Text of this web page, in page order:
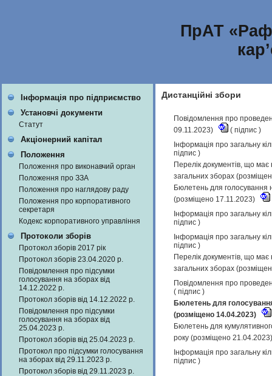
ПрАТ
Інформація про підприємство
Установчі документи
Статут
Акціонерний капітал
Положення
Положення про виконавчий орган
Положення про ЗЗА
Положення про наглядову раду
Положення про корпоративного
секретаря
Кодекс корпоративного управління
Протоколи зборів
Протокол зборів 2017 рік
Протокол зборів 23.04.2020 р.
Повідомлення про підсумки
голосування на зборах від
14.12.2022 р.
Протокол зборів від 14.12.2022 р.
Повідомлення про підсумки
голосування на зборах від
25.04.2023 р.
Протокол зборів від 25.04.2023 р.
Протокол про підсумки голосування
на зборах від 29.11.2023 р.
Протокол зборів від 29.11.2023 р.
Дистанційні збори
Повідомлення про
09.11.2023)
( підпис )
Інформація про загальну
підпис )
Перелік документів, що має
загальних зборах
Бюлетень для голосування
(розміщено 17.11.2023)
Інформація про загальну
підпис )
Інформація про загальну
підпис )
Перелік документів, що має
загальних зборах
Повідомлення про
( підпис )
Бюлетень для
(розміщено 14.04.2023)
Бюлетень для
року (розміщено
Інформація про загальну
підпис )